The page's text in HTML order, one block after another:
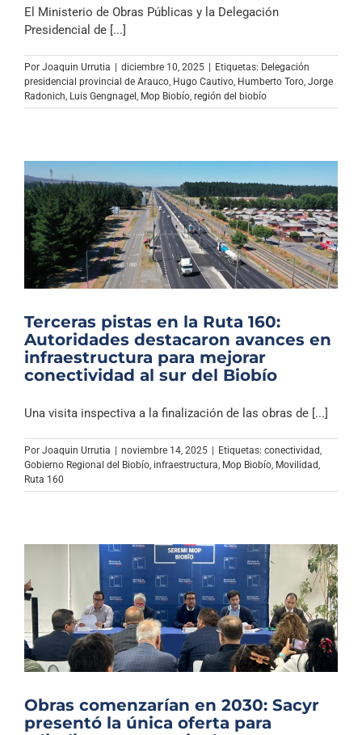
El Ministerio de Obras Públicas y la Delegación
Presidencial de [...]
Por Joaquin Urrutia diciembre 10, 2025 Etiquetas: Delegación
presidencial provincial de Arauco, Hugo Cautivo, Humberto Toro, Jorge
Radonich, Luis Gengnagel , Mop Biobío, región del biobío
Terceras pistas en la Ruta 160:
Autoridades destacaron avances en
infraestructura para mejorar
conectividad al sur del Biobío
Una visita inspectiva a la finalización de las obras de [...]
Por Joaquin Urrutia noviembre 14, 2025 Etiquetas: conectividad,
Gobierno Regional del Biobío, infraestructura, Mop Biobío, Movilidad,
Ruta 160
Obras comenzarían en 2030: Sacyr
presentó la única oferta para